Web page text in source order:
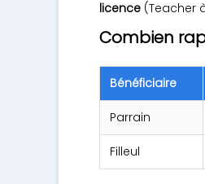
licence (Teacher
Combien
Bénéficiaire
Parrain
Filleul